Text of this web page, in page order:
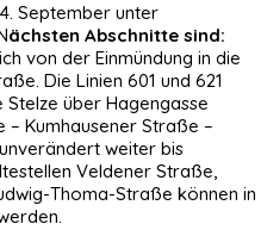
September unter
ächsten Abschnitte sind:
von der Einmündung in die
Die Linien 601 und 621
über Hagengasse
Kumhausener Straße –
weiter bis
Veldener Straße,
Thoma-Straße können in